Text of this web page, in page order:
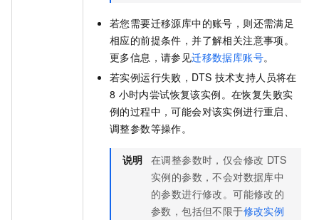
若您需要迁移源库中的账号，则还需满足
相应的前提条件，并了解相关注意事项。
更多信息，请参见迁移数据库账号。
若实例运行失败，DTS 技术支持人员将在
8 小时内尝试恢复该实例。在恢复失败实
例的过程中，可能会对该实例进行重启、
调整参数等操作。
说明 在调整参数时，仅会修改 DTS
实例的参数，不会对数据库中
的参数进行修改。可能修改的
参数，包括但不限于修改实例